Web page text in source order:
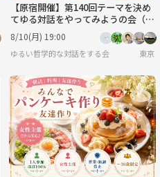
【原宿開催】第140回テーマを決め
てゆる対話をやってみようの会（人
は環境で変われるのか？）
8/10(月) 19:00
ゆるい哲学的な対話をする会 東京